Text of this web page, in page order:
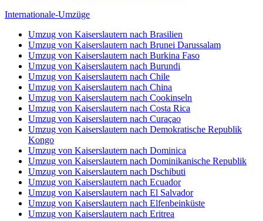
Internationale-Umzüge
Umzug von Kaiserslautern nach Brasilien
Umzug von Kaiserslautern nach Brunei Darussalam
Umzug von Kaiserslautern nach Burkina Faso
Umzug von Kaiserslautern nach Burundi
Umzug von Kaiserslautern nach Chile
Umzug von Kaiserslautern nach China
Umzug von Kaiserslautern nach Cookinseln
Umzug von Kaiserslautern nach Costa Rica
Umzug von Kaiserslautern nach Curaçao
Umzug von Kaiserslautern nach Demokratische Republik
Kongo
Umzug von Kaiserslautern nach Dominica
Umzug von Kaiserslautern nach Dominikanische Republik
Umzug von Kaiserslautern nach Dschibuti
Umzug von Kaiserslautern nach Ecuador
Umzug von Kaiserslautern nach El Salvador
Umzug von Kaiserslautern nach Elfenbeinküste
Umzug von Kaiserslautern nach Eritrea